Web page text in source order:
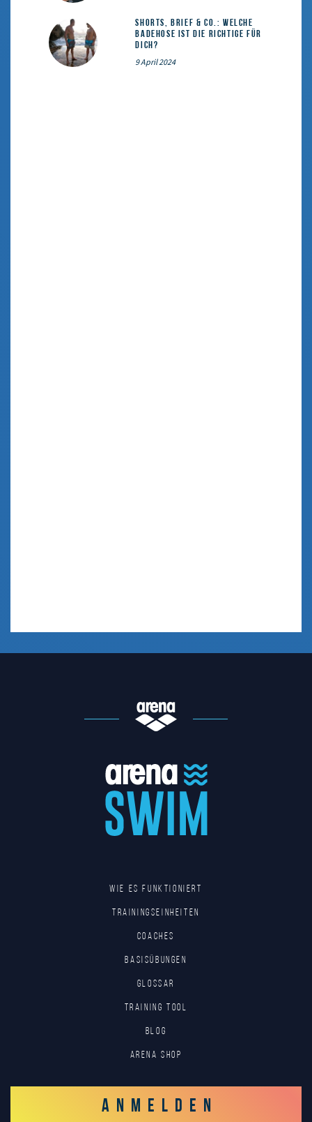
Shorts, Brief & Co.: Welche
Badehose ist die Richtige für
dich?
9 April 2024
Wie es funktioniert
Trainingseinheiten
Coaches
Basisübungen
Glossar
Training tool
Blog
Arena Shop
ANMELDEN